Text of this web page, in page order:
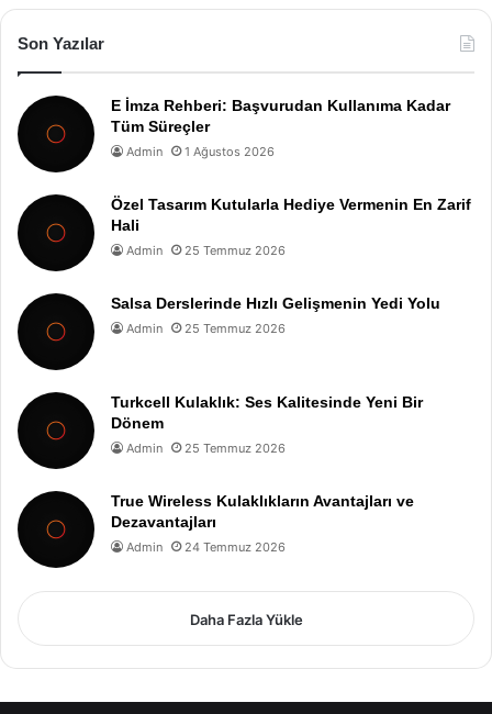
Son Yazılar
E İmza Rehberi: Başvurudan Kullanıma Kadar
Tüm Süreçler
Admin 1 Ağustos 2026
Özel Tasarım Kutularla Hediye Vermenin En Zarif
Hali
Admin 25 Temmuz 2026
Salsa Derslerinde Hızlı Gelişmenin Yedi Yolu
Admin 25 Temmuz 2026
Turkcell Kulaklık: Ses Kalitesinde Yeni Bir
Dönem
Admin 25 Temmuz 2026
True Wireless Kulaklıkların Avantajları ve
Dezavantajları
Admin 24 Temmuz 2026
Daha Fazla Yükle